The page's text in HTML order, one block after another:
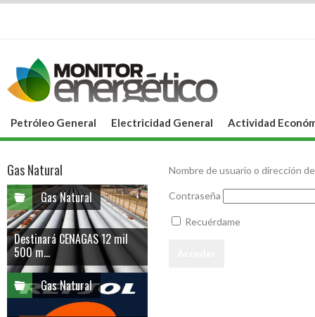
Petróleo General Electricidad General Actividad
Nombre de usuario o dirección
Contraseña
Recuérdame
Gas Natural
Gas Natural
Destinará CENAGAS 12 mil
500 m...
Gas Natural